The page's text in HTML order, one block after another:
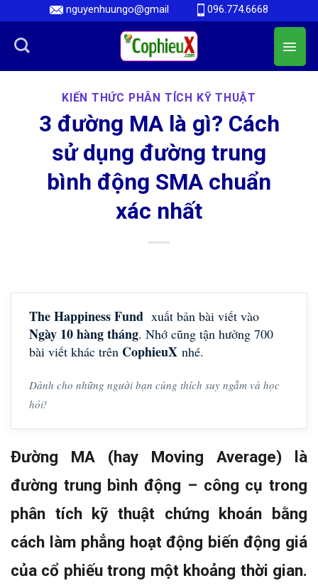
nguyenhuungo@gmail 096.774.6668
KIẾN THỨC PHÂN TÍCH KỸ THUẬT
3 đường MA là gì? Cách
sử dụng đường trung
bình động SMA chuẩn
xác nhất
The Happiness Fund xuất bản bài viết vào
Ngày 10 hàng tháng. Nhớ cũng tận hưởng 700
bài viết khác trên CophieuX nhé.
Dành cho những người bạn cùng thích suy ngẫm và học
hỏi!
Đường MA (hay Moving Average) là
đường trung bình động – công cụ trong
phân tích kỹ thuật chứng khoán bằng
cách làm phẳng hoạt động biến động giá
của cổ phiếu trong một khoảng thời gian.